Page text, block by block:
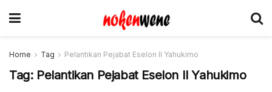
Home Tag Pelantikan Pejabat Eselon Il Yahukimo
Tag: Pelantikan Pejabat Eselon Il Yahukimo